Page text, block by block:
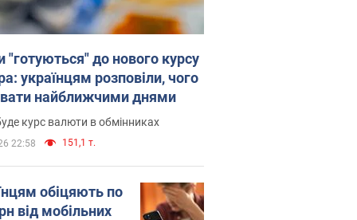
"готуються" до нового курсу
українцям розповіли, чого
найближчими днями
курс валюти в обмінниках
22:58 151,1 т.
обіцяють по
від мобільних